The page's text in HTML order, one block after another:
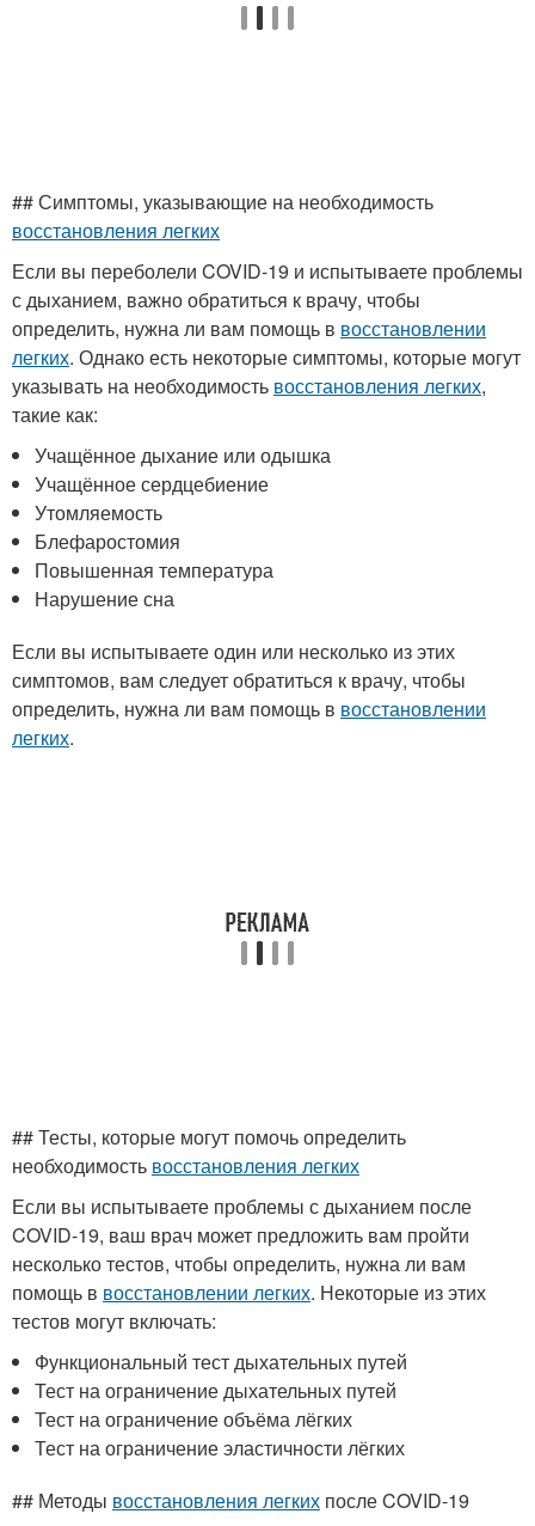
## Симптомы, указывающие на необходимость
восстановления легких
Если вы переболели COVID-19 и испытываете проблемы
с дыханием, важно обратиться к врачу, чтобы
определить, нужна ли вам помощь в восстановлении
легких. Однако есть некоторые симптомы, которые могут
указывать на необходимость восстановления легких,
такие как:
Учащённое дыхание или одышка
Учащённое сердцебиение
Утомляемость
Блефаростомия
Повышенная температура
Нарушение сна
Если вы испытываете один или несколько из этих
симптомов, вам следует обратиться к врачу, чтобы
определить, нужна ли вам помощь в восстановлении
легких.
## Тесты, которые могут помочь определить
необходимость восстановления легких
Если вы испытываете проблемы с дыханием после
COVID-19, ваш врач может предложить вам пройти
несколько тестов, чтобы определить, нужна ли вам
помощь в восстановлении легких. Некоторые из этих
тестов могут включать:
Функциональный тест дыхательных путей
Тест на ограничение дыхательных путей
Тест на ограничение объёма лёгких
Тест на ограничение эластичности лёгких
## Методы восстановления легких после COVID-19